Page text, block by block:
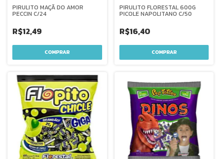
PIRULITO MAÇÃ DO AMOR
PECCIN C/24
R$12,49
PIRULITO FLORESTAL 600G
PICOLE NAPOLITANO C/50
R$16,40